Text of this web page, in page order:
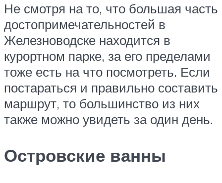
Не смотря на то, что большая часть
достопримечательностей в
Железноводске находится в
курортном парке, за его пределами
тоже есть на что посмотреть. Если
постараться и правильно составить
маршрут, то большинство из них
также можно увидеть за один день.
Островские ванны